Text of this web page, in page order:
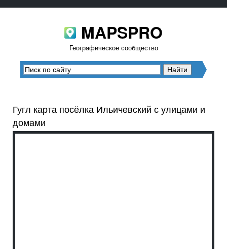
MAPSPRO
Географическое сообщество
Гугл карта посёлка Ильичевский с улицами и
домами